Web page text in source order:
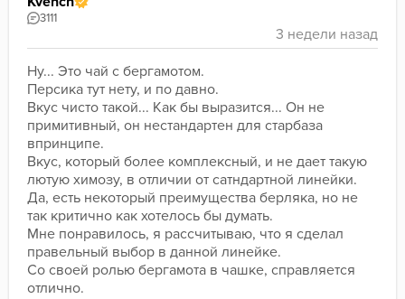
3111
Ну... Это чай с бергамотом.
Персика тут нету, и по давно.
Вкус чисто такой... Как бы выразится... Он не
примитивный, он нестандартен для старбаза
впринципе.
Вкус, который более комплексный, и не дает такую
лютую химозу, в отличии от сатндартной линейки.
Да, есть некоторый преимущества берляка, но не
так критично как хотелось бы думать.
Мне понравилось, я рассчитываю, что я сделал
правельный выбор в данной линейке.
Со своей ролью бергамота в чашке, справляется
отлично.